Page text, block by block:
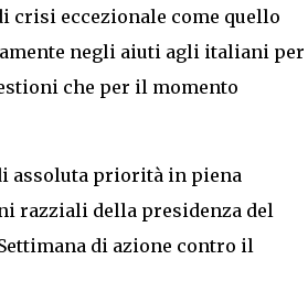
crisi eccezionale come quello
negli aiuti agli italiani per
che per il momento
assoluta priorità in piena
razziali della presidenza del
di azione contro il